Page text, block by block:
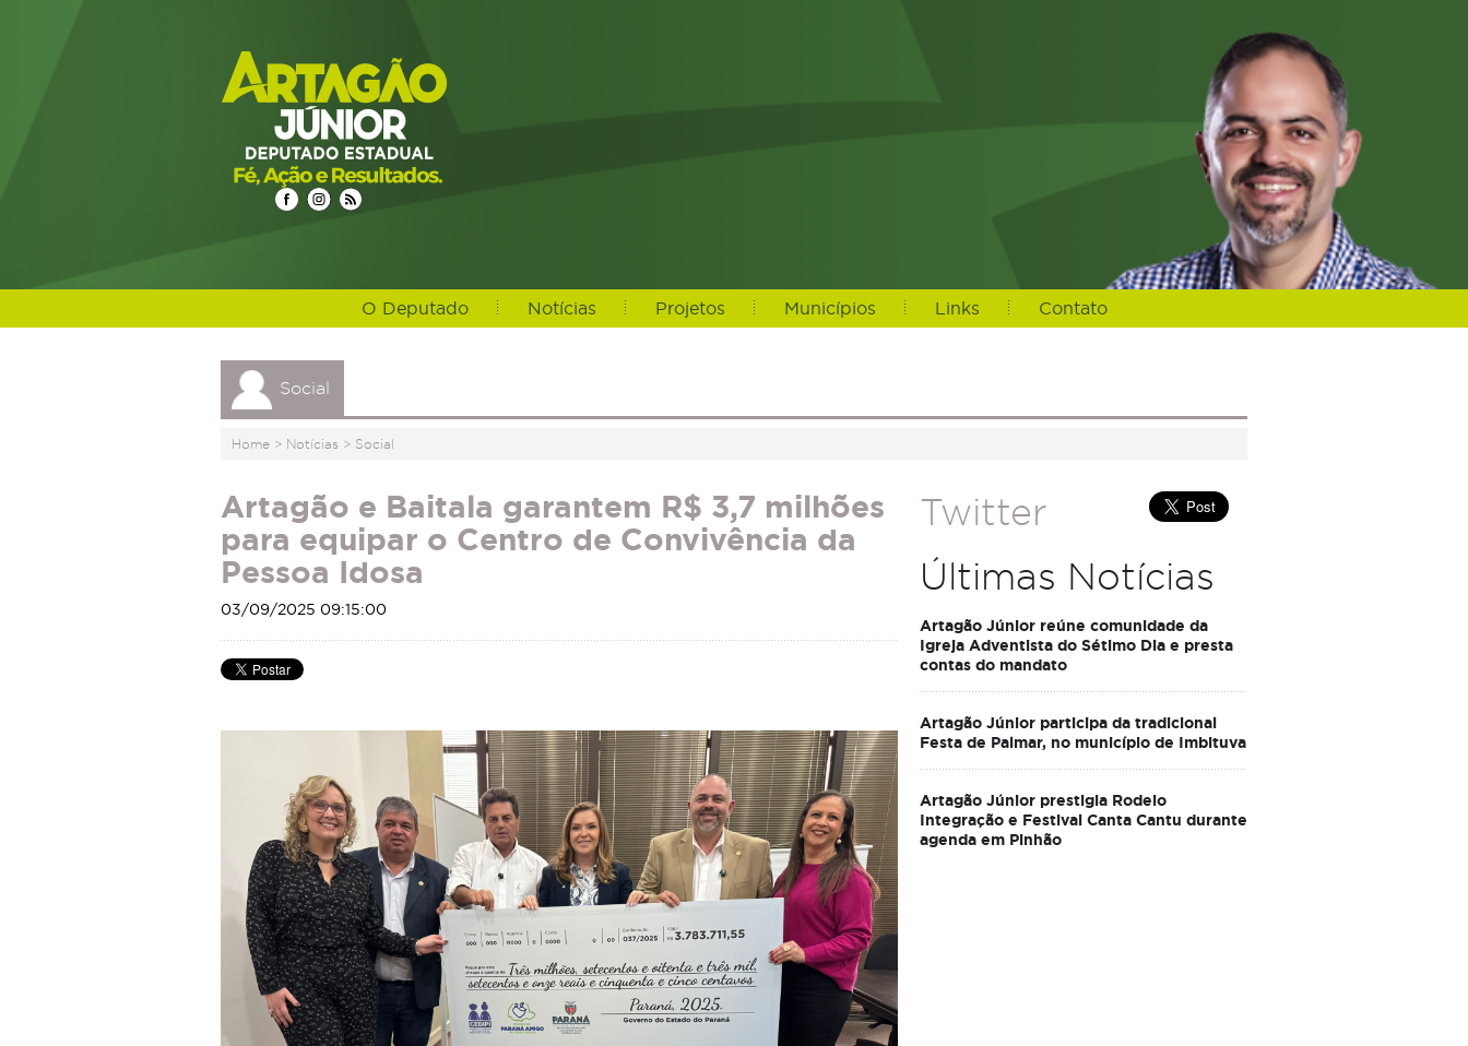
O Deputado Notícias Projetos Municípios Links Contato
Social
Home > Notícias > Social
Artagão e Baitala garantem R$ 3,7 milhões
para equipar o Centro de Convivência da
Pessoa Idosa
03/09/2025 09:15:00
Twitter
Últimas Notícias
Artagão Júnior reúne comunidade da
Igreja Adventista do Sétimo Dia e presta
contas do mandato
Artagão Júnior participa da tradicional
Festa de Palmar, no município de Imbituva
Artagão Júnior prestigia Rodeio
Integração e Festival Canta Cantu durante
agenda em Pinhão